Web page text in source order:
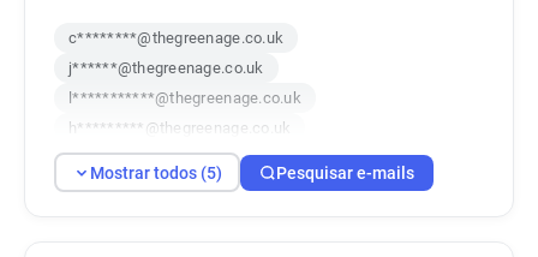
c********@thegreenage.co.uk
j******@thegreenage.co.uk
l***********@thegreenage.co.uk
h*********@thegreenage.co.uk
a******@thegreenage.co.uk
Mostrar todos (5) Pesquisar e-mails